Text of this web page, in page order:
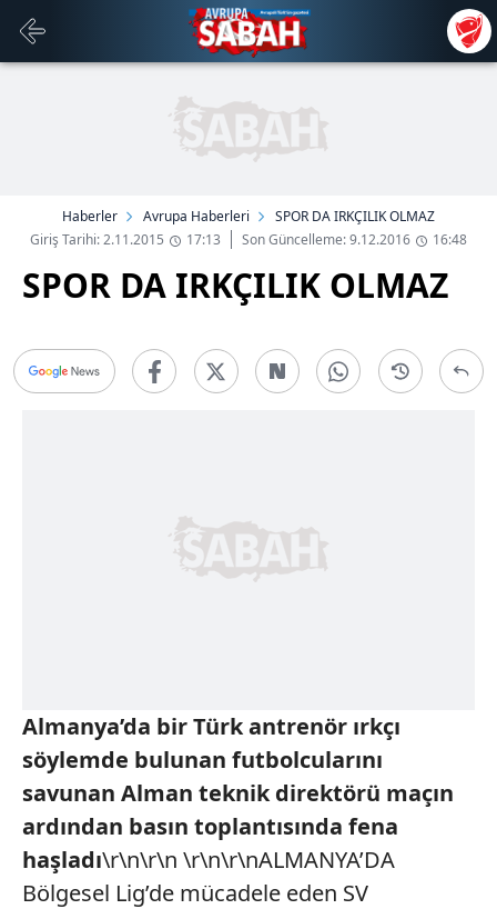
Haberler Avrupa Haberleri
SPOR DA IRKÇILIK OLMAZ
Giriş Tarihi: 2.11.2015
17:13 Son Güncelleme: 9.12.2016 16:48
SPOR DA IRKÇILIK OLMAZ
Almanya’da bir Türk antrenör ırkçı
söylemde bulunan futbolcularını
savunan Alman teknik direktörü maçın
ardından basın toplantısında fena
haşladı\r\n\r\n \r\n\r\nALMANYA’DA
Bölgesel Lig’de mücadele eden SV